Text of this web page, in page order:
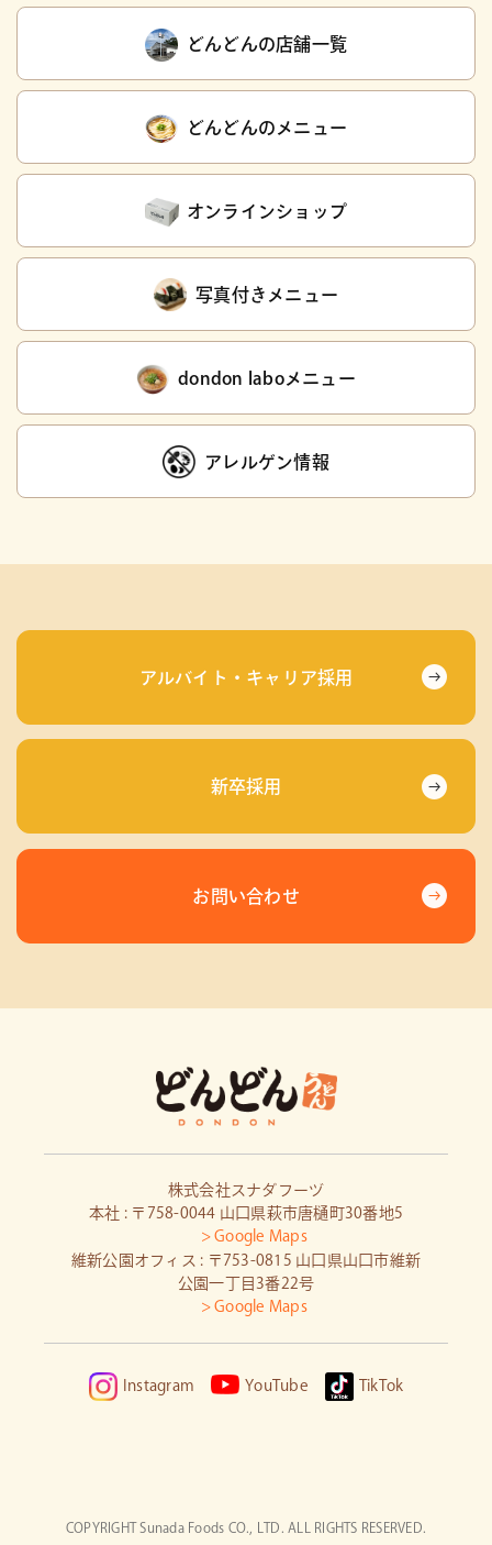
どんどんの店舗一覧
どんどんのメニュー
オンラインショップ
写真付きメニュー
dondon laboメニュー
アレルゲン情報
アルバイト・キャリア採用
新卒採用
お問い合わせ
株式会社スナダフーヅ
本社 : 〒758-0044 山口県萩市唐樋町30番地5
> Google Maps
維新公園オフィス : 〒753-0815 山口県山口市維新
公園一丁目3番22号
> Google Maps
Instagram YouTube TikTok
COPYRIGHT Sunada Foods CO., LTD. ALL RIGHTS RESERVED.